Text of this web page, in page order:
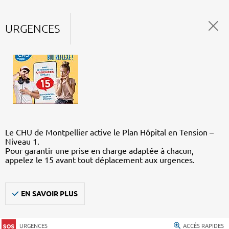
URGENCES
Le CHU de Montpellier active le Plan Hôpital en Tension –
Niveau 1.
Pour garantir une prise en charge adaptée à chacun,
appelez le 15 avant tout déplacement aux urgences.
EN SAVOIR PLUS
URGENCES ACCÈS RAPIDES